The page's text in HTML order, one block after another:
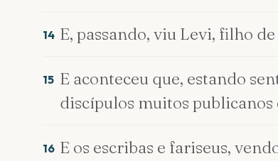
14 E, passando, viu Levi, filho
15 E aconteceu que, estando
discípulos muitos publicanos
16 E os escribas e fariseus,